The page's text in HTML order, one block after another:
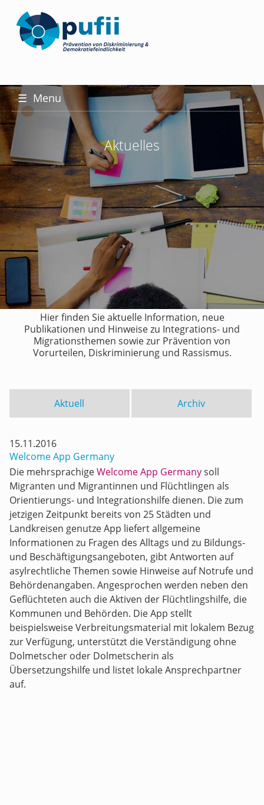
☰ Menu
Aktuelles
Hier finden Sie aktuelle Information, neue
Publikationen und Hinweise zu Integrations- und
Migrationsthemen sowie zur Prävention von
Vorurteilen, Diskriminierung und Rassismus.
Aktuell Archiv
15.11.2016
Welcome App Germany
Die mehrsprachigeWelcome App Germanysoll
Migranten und Migrantinnen und Flüchtlingen als
Orientierungs- und Integrationshilfe dienen. Die zum
jetzigen Zeitpunkt bereits von 25 Städten und
Landkreisen genutze App liefert allgemeine
Informationen zu Fragen des Alltags und zu Bildungs-
und Beschäftigungsangeboten, gibt Antworten auf
asylrechtliche Themen sowie Hinweise auf Notrufe und
Behördenangaben. Angesprochen werden neben den
Geflüchteten auch die Aktiven der Flüchtlingshilfe, die
Kommunen und Behörden. Die App stellt
beispielsweise Verbreitungsmaterial mit lokalem Bezug
zur Verfügung, unterstützt die Verständigung ohne
Dolmetscher oder Dolmetscherin als
Übersetzungshilfe und listet lokale Ansprechpartner
auf.